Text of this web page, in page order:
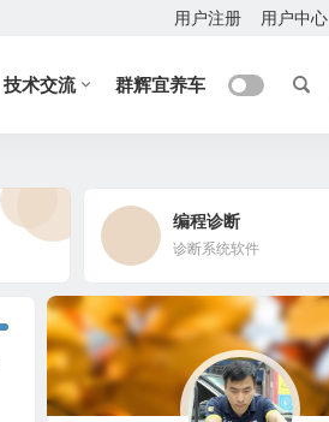
用户注册 用户中心
技术交流 群辉宜养车
编程诊断
诊断系统软件